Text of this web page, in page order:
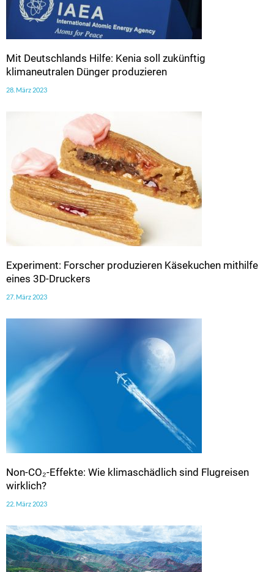
Mit Deutschlands Hilfe: Kenia soll zukünftig
klimaneutralen Dünger produzieren
28. März 2023
Experiment: Forscher produzieren Käsekuchen mithilfe
eines 3D-Druckers
27. März 2023
Non-CO₂-Effekte: Wie klimaschädlich sind Flugreisen
wirklich?
22. März 2023